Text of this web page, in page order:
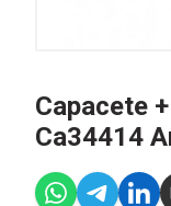
Capacete
Ca34414